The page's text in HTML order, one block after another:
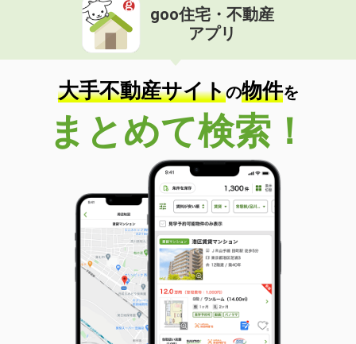
goo住宅・不動産
アプリ
大手不動産サイトの物件を
まとめて検索！